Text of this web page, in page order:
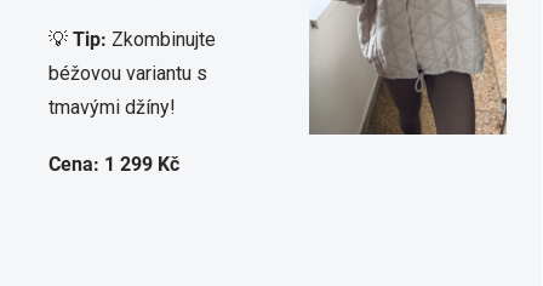
💡 Tip: Zkombinujte
béžovou variantu s
tmavými džíny!
Cena: 1 299 Kč